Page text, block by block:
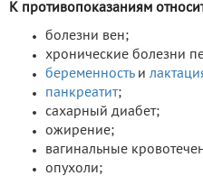
К противопоказаниям
болезни вен;
хронические болезни
беременностьи
панкреатит;
сахарный диабет;
ожирение;
вагинальные
опухоли;